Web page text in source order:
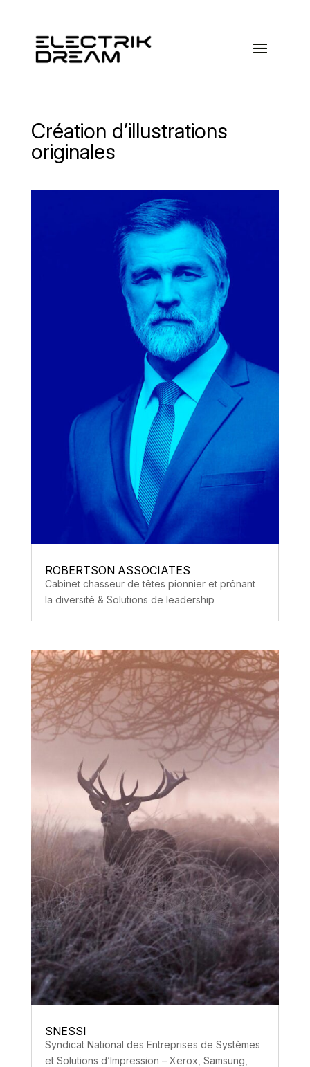
Création d’illustrations
originales
ROBERTSON ASSOCIATES
Cabinet chasseur de têtes pionnier et prônant
la diversité & Solutions de leadership
SNESSI
Syndicat National des Entreprises de Systèmes
et Solutions d’Impression – Xerox, Samsung,